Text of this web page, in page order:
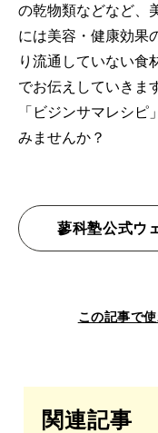
の乾物類などなど、
には美容・ 健康効果
り流通していない食
でお伝えしていきま
「ビジンサマレシピ
みませんか？
蓼科塾公式ウ
この記事で
関連記事